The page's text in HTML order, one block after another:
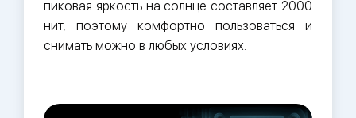
пиковая яркость на солнце составляет 2000
нит, поэтому комфортно пользоваться и
снимать можно в любых условиях.